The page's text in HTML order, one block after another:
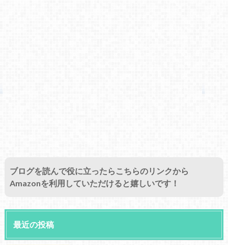
ブログを読んで役に立ったらこちらのリンクから
Amazonを利用していただけると嬉しいです！
最近の投稿